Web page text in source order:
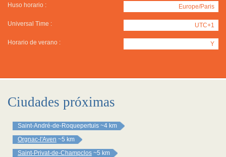
Huso horario : Europe/Paris
Universal Time : UTC+1
Horario de verano : Y
Ciudades próximas
Saint-André-de-Roquepertuis ~4 km
Orgnac-l'Aven ~5 km
Saint-Privat-de-Champclos ~5 km